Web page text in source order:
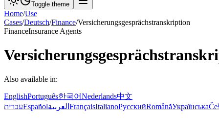
Toggle theme
Home/Use
Cases/Deutsch/Finance/Versicherungsgesprächstranskription
FinanceInsurance Agents
Also available in:
EnglishPortuguês한국어Nederlands中文
עבריתEspañolالعربية FrançaisItalianoРусскийRomânăУкраїнська